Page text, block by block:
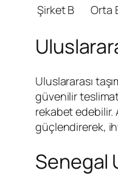
Şirket B
Orta
Uluslararası
güvenilir
rekabet edebilir.
güçlendirerek,
Senegal